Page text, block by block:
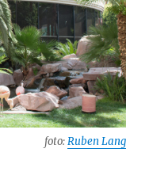
foto:Ruben Lang